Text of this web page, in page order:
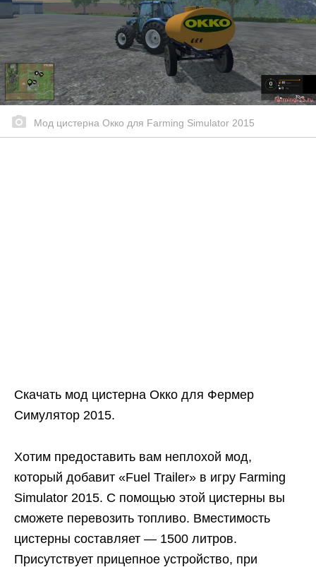
Мод цистерна Окко для Farming Simulator 2015
Скачать мод цистерна Окко для Фермер
Симулятор 2015.
Хотим предоставить вам неплохой мод,
который добавит «Fuel Trailer» в игру Farming
Simulator 2015. С помощью этой цистерны вы
сможете перевозить топливо. Вместимость
цистерны составляет — 1500 литров.
Присутствует прицепное устройство, при